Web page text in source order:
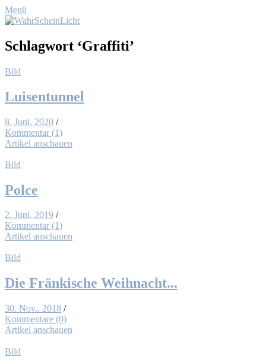
Menü
Schlagwort ‘Graffiti’
Bild
Lui­sen­tun­nel
8. Juni. 2020 /
Kommentar (1)
Artikel anschauen
Bild
Pol­ce
2. Juni. 2019 /
Kommentar (1)
Artikel anschauen
Bild
Die Frän­ki­sche Weih­nacht...
30. Nov.. 2018 /
Kommentare (0)
Artikel anschauen
Bild